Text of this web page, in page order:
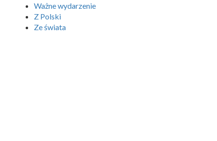
Ważne wydarzenie
Z Polski
Ze świata